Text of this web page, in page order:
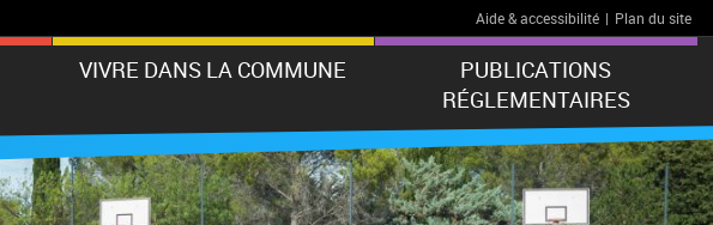
Aide & accessibilité | Plan du site
VIVRE DANS LA COMMUNE
PUBLICATIONS
RÉGLEMENTAIRES